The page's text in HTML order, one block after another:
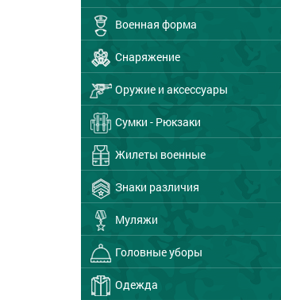
Военная форма
Снаряжение
Оружие и аксессуары
Сумки - Рюкзаки
Жилеты военные
Знаки различия
Муляжи
Головные уборы
Одежда